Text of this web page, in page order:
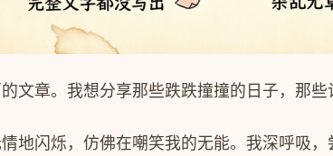
文章。我想分享那些跌跌撞撞的日子，那
地闪烁，仿佛在嘲笑我的无能。我深呼吸